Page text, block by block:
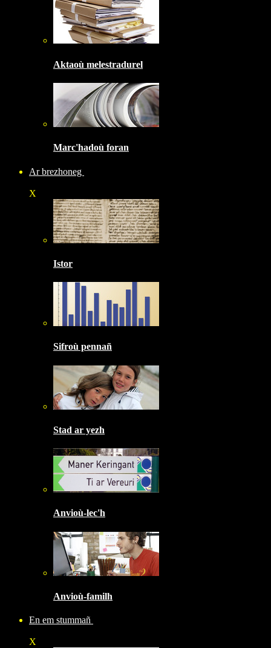
Aktaoù melestradurel
Marc'hadoù foran
Ar brezhoneg
X
Istor
Sifroù pennañ
Stad ar yezh
Anvioù-lec'h
Anvioù-familh
En em stummañ
X